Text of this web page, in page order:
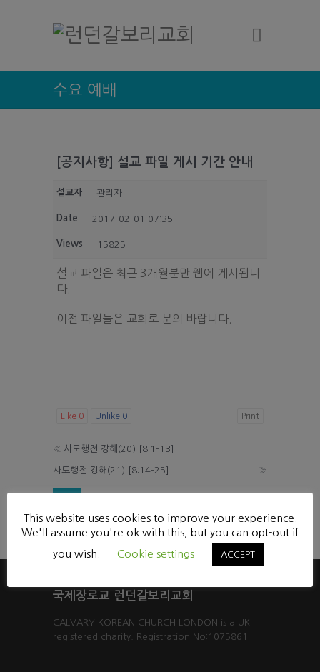
수요 예배
[공지사항] 설교 파일 게시 기간 안내
설교자 관리자
Date 2017-02-01 07:35
Views 15825
설교 파일은 최근 3개월분만 웹에 게시됩니
다.
이전 파일들은 교회로 문의 바랍니다.
Like 0 Unlike 0 Print
« 사도행전 강해(20) [8:1-13]
사도행전 강해(21) [8:14-25] »
Powered by KBoard
국제장로교 런던갈보리교회
CALVARY KOREAN CHURCH LONDON is a UK
registered charity. Registration No:1075861
This website uses cookies to improve your experience.
We'll assume you're ok with this, but you can opt-out if
you wish.
Cookie settings ACCEPT